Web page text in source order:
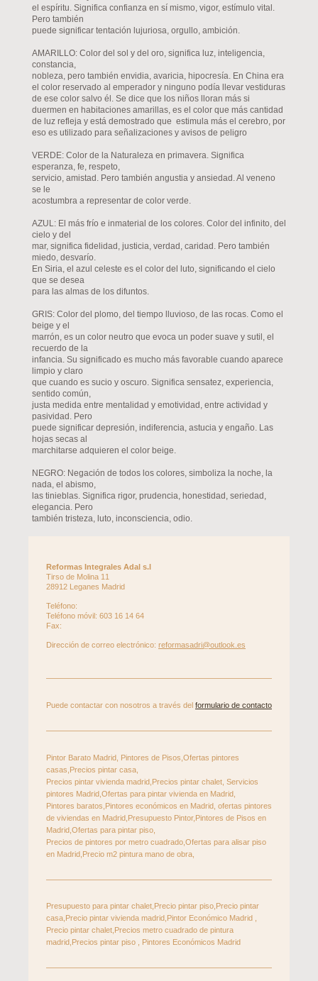
el espíritu. Significa confianza en sí mismo, vigor, estímulo vital.
Pero también
puede significar tentación lujuriosa, orgullo, ambición.
AMARILLO: Color del sol y del oro, significa luz, inteligencia,
constancia,
nobleza, pero también envidia, avaricia, hipocresía. En China era
el color reservado al emperador y ninguno podía llevar vestiduras
de ese color salvo él. Se dice que los niños lloran más si
duermen en habitaciones amarillas, es el color que más cantidad
de luz refleja y está demostrado que estimula más el cerebro, por
eso es utilizado para señalizaciones y avisos de peligro
VERDE: Color de la Naturaleza en primavera. Significa
esperanza, fe, respeto,
servicio, amistad. Pero también angustia y ansiedad. Al veneno
se le
acostumbra a representar de color verde.
AZUL: El más frío e inmaterial de los colores. Color del infinito, del
cielo y del
mar, significa fidelidad, justicia, verdad, caridad. Pero también
miedo, desvarío.
En Siria, el azul celeste es el color del luto, significando el cielo
que se desea
para las almas de los difuntos.
GRIS: Color del plomo, del tiempo lluvioso, de las rocas. Como el
beige y el
marrón, es un color neutro que evoca un poder suave y sutil, el
recuerdo de la
infancia. Su significado es mucho más favorable cuando aparece
limpio y claro
que cuando es sucio y oscuro. Significa sensatez, experiencia,
sentido común,
justa medida entre mentalidad y emotividad, entre actividad y
pasividad. Pero
puede significar depresión, indiferencia, astucia y engaño. Las
hojas secas al
marchitarse adquieren el color beige.
NEGRO: Negación de todos los colores, simboliza la noche, la
nada, el abismo,
las tinieblas. Significa rigor, prudencia, honestidad, seriedad,
elegancia. Pero
también tristeza, luto, inconsciencia, odio.
Reformas Integrales Adal s.l
Tirso de Molina 11
28912 Leganes Madrid
Teléfono:
Teléfono móvil: 603 16 14 64
Fax:
Dirección de correo electrónico: reformasadri@outlook.es
Puede contactar con nosotros a través del formulario de contacto
Pintor Barato Madrid, Pintores de Pisos,Ofertas pintores
casas,Precios pintar casa,
Precios pintar vivienda madrid,Precios pintar chalet, Servicios
pintores Madrid,Ofertas para pintar vivienda en Madrid,
Pintores baratos,Pintores económicos en Madrid, ofertas pintores
de viviendas en Madrid,Presupuesto Pintor,Pintores de Pisos en
Madrid,Ofertas para pintar piso,
Precios de pintores por metro cuadrado,Ofertas para alisar piso
en Madrid,Precio m2 pintura mano de obra,
Presupuesto para pintar chalet,Precio pintar piso,Precio pintar
casa,Precio pintar vivienda madrid,Pintor Económico Madrid ,
Precio pintar chalet,Precios metro cuadrado de pintura
madrid,Precios pintar piso , Pintores Económicos Madrid